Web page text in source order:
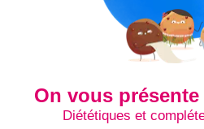
Poids Colis 14
On vous
Diététiques et